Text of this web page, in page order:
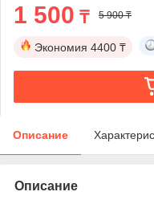
1 500 ₸ 5 900 ₸
Экономия 4400 ₸
Описание
Описание